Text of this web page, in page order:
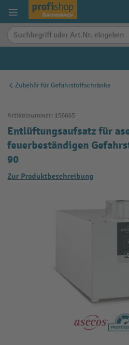
springen
Zubehör für Gefahrstoffschränke
Artikelnummer: 156665
Entlüftungsaufsatz für
feuerbeständigen
90
Zur Produktbeschreibung